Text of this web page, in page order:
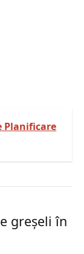
Planificare
greșeli în